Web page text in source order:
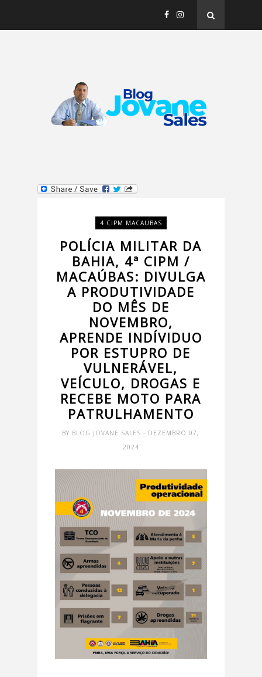
4 CIPM MACAUBAS
POLÍCIA MILITAR DA
BAHIA, 4ª CIPM /
MACAÚBAS: DIVULGA
A PRODUTIVIDADE
DO MÊS DE
NOVEMBRO,
APRENDE INDÍVIDUO
POR ESTUPRO DE
VULNERÁVEL,
VEÍCULO, DROGAS E
RECEBE MOTO PARA
PATRULHAMENTO
BY BLOG JOVANE SALES- DEZEMBRO 07,
2024